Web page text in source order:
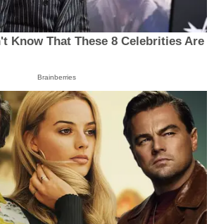
Know That These 8 Celebrities Are
Brainberries